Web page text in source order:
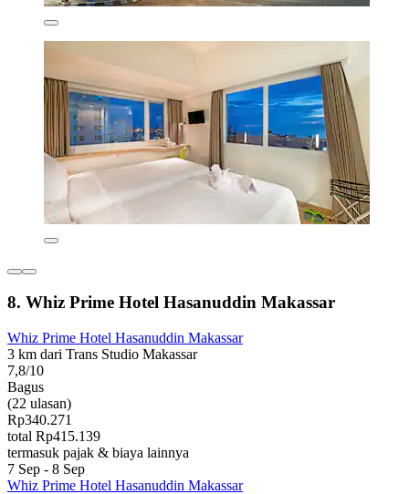
8. Whiz Prime Hotel Hasanuddin Makassar
Whiz Prime Hotel Hasanuddin Makassar
3 km dari Trans Studio Makassar
7,8/10
Bagus
(22 ulasan)
Rp340.271
total Rp415.139
termasuk pajak & biaya lainnya
7 Sep - 8 Sep
Whiz Prime Hotel Hasanuddin Makassar